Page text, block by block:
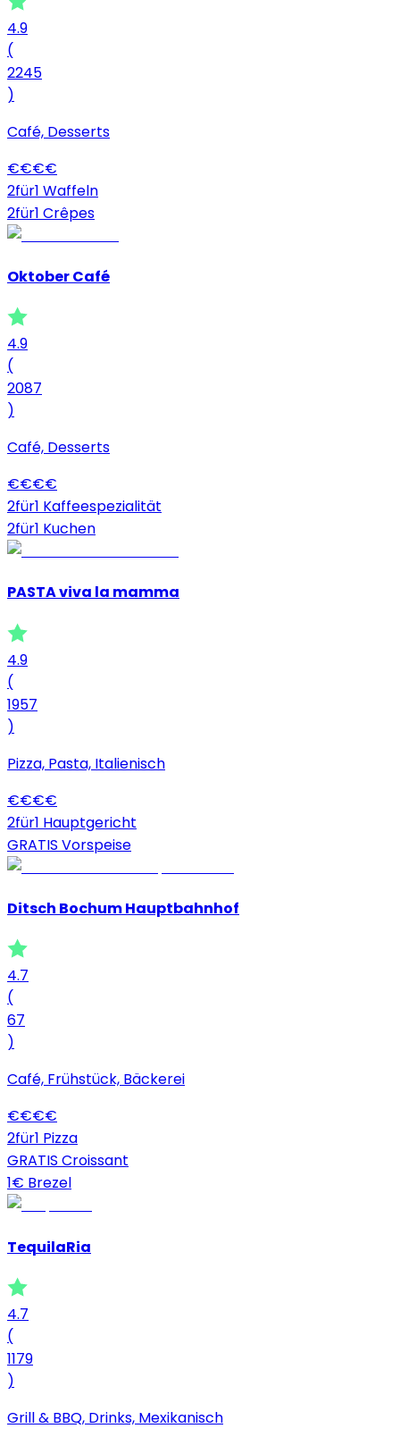
4.9
(
2245
)
Café, Desserts
€€€€
2für1 Waffeln
2für1 Crêpes
Oktober Café
4.9
(
2087
)
Café, Desserts
€€€€
2für1 Kaffeespezialität
2für1 Kuchen
PASTA viva la mamma
4.9
(
1957
)
Pizza, Pasta, Italienisch
€€€€
2für1 Hauptgericht
GRATIS Vorspeise
Ditsch Bochum Hauptbahnhof
4.7
(
67
)
Café, Frühstück, Bäckerei
€€€€
2für1 Pizza
GRATIS Croissant
1€ Brezel
TequilaRia
4.7
(
1179
)
Grill & BBQ, Drinks, Mexikanisch